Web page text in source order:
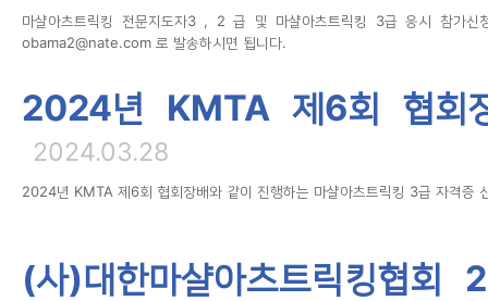
마샬아츠트릭킹 전문지도자3 , 2 급 및 마샬아츠트릭킹 3급 응시 참가신
obama2@nate.com 로 발송하시면 됩니다.
2024년 KMTA 제6회 협회
2024.03.28
2024년 KMTA 제6회 협회장배와 같이 진행하는 마샬아츠트릭킹 3급 자격
(사)대한마샬아츠트릭킹협